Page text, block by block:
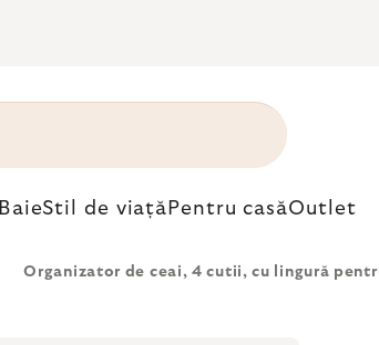
BaieStil de viață Pentru casăOutlet
Organizator de ceai, 4 cutii, cu lingură